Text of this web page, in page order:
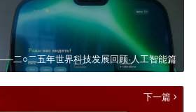
二○二五年世界科技发展回顾·人工智能篇
下一篇